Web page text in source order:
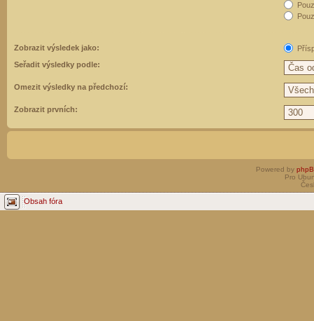
Zobrazit výsledek jako:
Seřadit výsledky podle:
Omezit výsledky na předchozí:
Zobrazit prvních:
Powered by
Pro
Obsah fóra